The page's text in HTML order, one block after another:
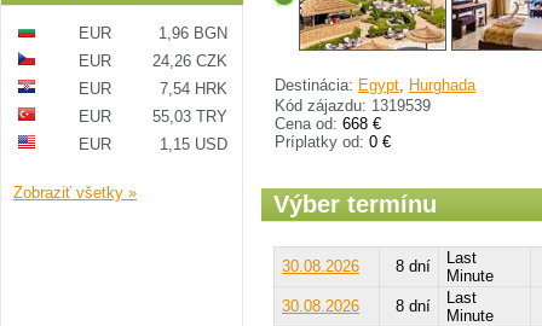
EUR
1,96 BGN
EUR
24,26 CZK
EUR
7,54 HRK
EUR
55,03 TRY
EUR
1,15 USD
Zobraziť všetky »
Destinácia: Egypt, Hurghada
Kód zájazdu: 1319539
Cena od: 668 €
Príplatky od: 0 €
Výber termínu
30.08.2026 8 dní
Last
Minute
30.08.2026
8 dní
Last
Minute